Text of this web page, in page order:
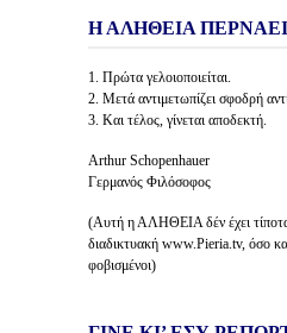
Η ΑΛΗΘΕΙΑ
1. Πρώτα γελοιοποιείται.
2. Μετά αντιμετωπίζει σφοδρή
3. Και τέλος, γίνεται αποδεκτή.
Arthur Schopenhauer
Γερμανός Φιλόσοφος
(Αυτή η ΑΛΗΘΕΙΑ δέν έχει
διαδικτυακή www.Pieria.tv, όσο
φοβισμένοι)